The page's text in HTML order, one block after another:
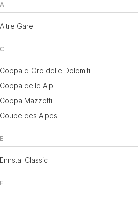
A
Altre Gare
C
Coppa d'Oro delle Dolomiti
Coppa delle Alpi
Coppa Mazzotti
Coupe des Alpes
E
Ennstal Classic
F